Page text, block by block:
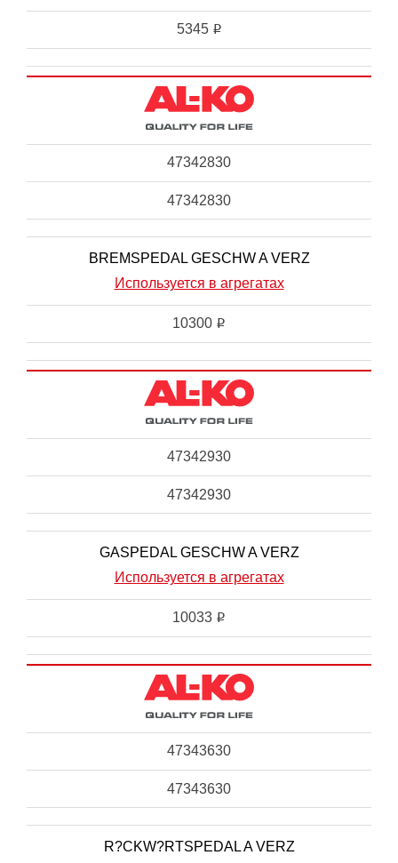
5345 i
47342830
47342830
BREMSPEDAL GESCHW A VERZ
Используется в агрегатах
10300 i
47342930
47342930
GASPEDAL GESCHW A VERZ
Используется в агрегатах
10033 i
47343630
47343630
R?CKW?RTSPEDAL A VERZ